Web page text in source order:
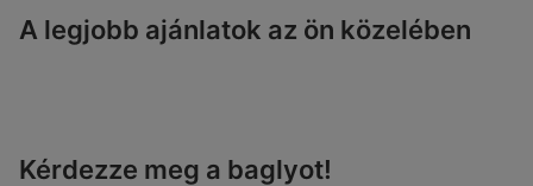
A legjobb ajánlatok az ön közelében
Kérdezze meg a baglyot!